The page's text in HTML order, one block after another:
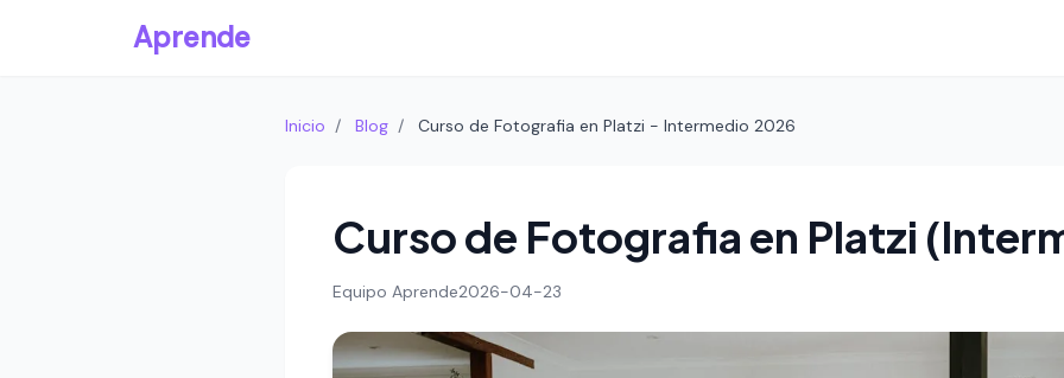
Aprende
Inicio / Blog / Curso de Fotografia en Platzi - Intermedio 2026
Curso de Fotografia en Platzi
Equipo Aprende2026-04-23